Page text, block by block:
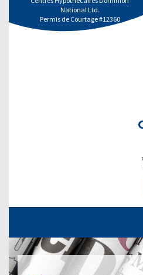
National Ltd.
Permis de Courtage #12360